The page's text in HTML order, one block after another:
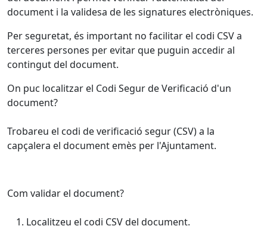
document i la validesa de les signatures electròniques.
Per seguretat, és important no facilitar el codi CSV a
terceres persones per evitar que puguin accedir al
contingut del document.
On puc localitzar el Codi Segur de Verificació d'un
document?
Trobareu el codi de verificació segur (CSV) a la
capçalera el document emès per l'Ajuntament.
Com validar el document?
Localitzeu el codi CSV del document.